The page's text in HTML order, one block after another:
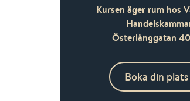
Kursen äger rum hos
Österlånggatan
Boka din plats